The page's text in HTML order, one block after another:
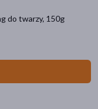
do twarzy, 150g